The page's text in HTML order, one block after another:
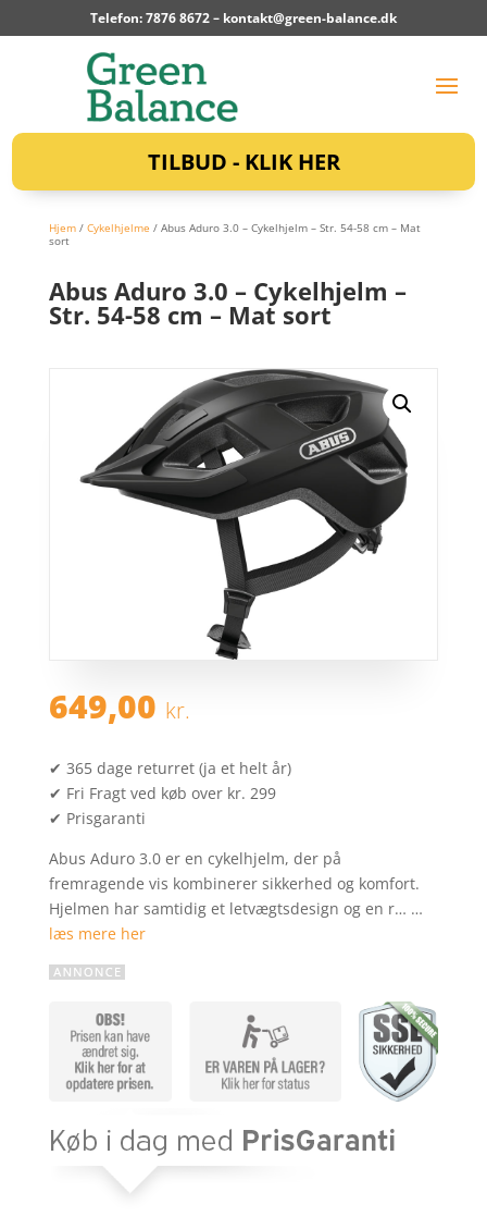
Telefon: 7876 8672 – kontakt@green-balance.dk
TILBUD - KLIK HER
Hjem/ Cykelhjelme / Abus Aduro 3.0 – Cykelhjelm – Str. 54-58 cm – Mat
sort
Abus Aduro 3.0 – Cykelhjelm –
Str. 54-58 cm – Mat sort
649,00 kr.
✔ 365 dage returret (ja et helt år)
✔ Fri Fragt ved køb over kr. 299
✔ Prisgaranti
Abus Aduro 3.0 er en cykelhjelm, der på
fremragende vis kombinerer sikkerhed og komfort.
Hjelmen har samtidig et letvægtsdesign og en r… …
læs mere her